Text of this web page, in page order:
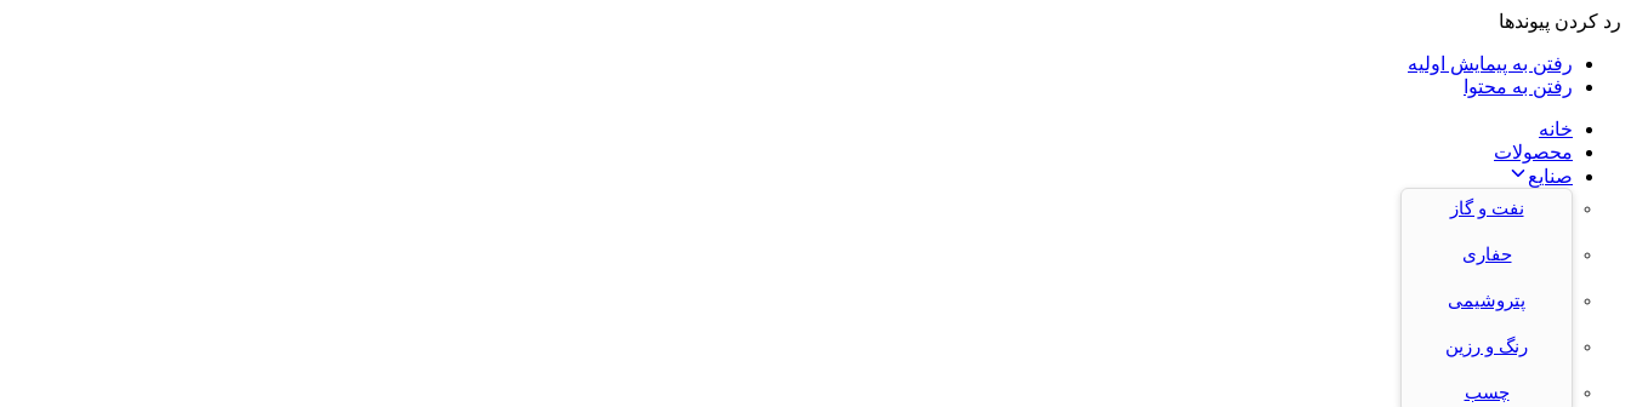
رد کردن پیوندها
رفتن به پیمایش اولیه
رفتن به محتوا
خانه
محصولات
صنایع
نفت و گاز
حفاری
پتروشیمی
رنگ و رزین
چسب